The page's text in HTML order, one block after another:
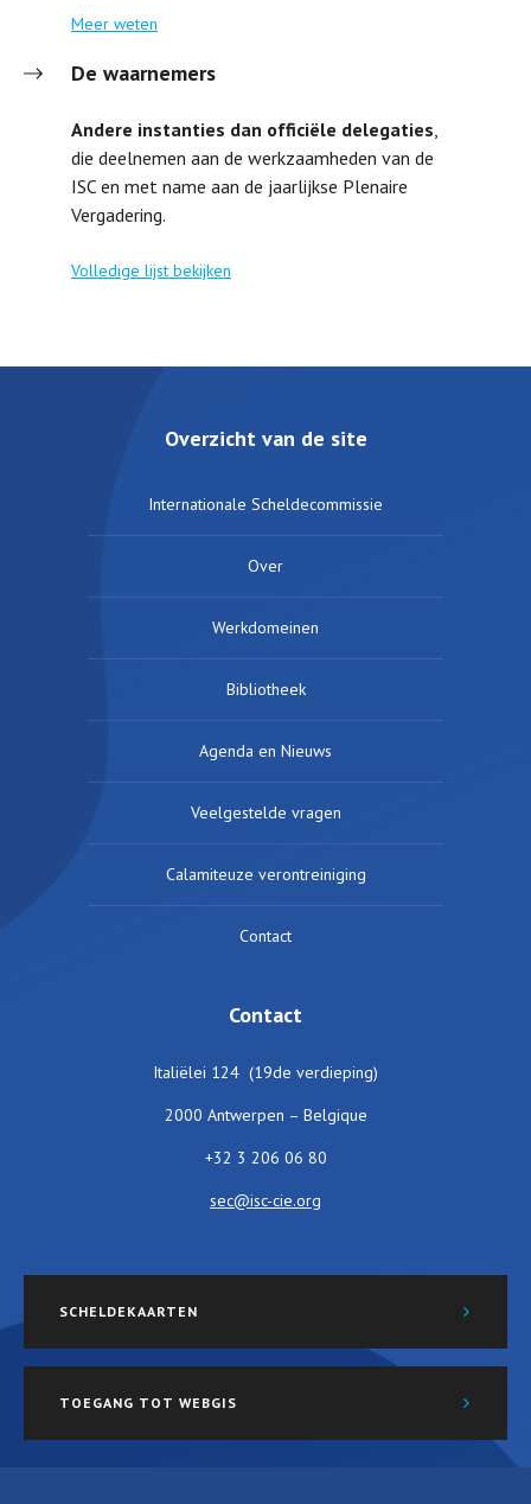
Meer weten
De waarnemers
Andere instanties dan officiële delegaties,
die deelnemen aan de werkzaamheden van de
ISC en met name aan de jaarlijkse Plenaire
Vergadering.
Volledige lijst bekijken
Overzicht van de site
Internationale Scheldecommissie
Over
Werkdomeinen
Bibliotheek
Agenda en Nieuws
Veelgestelde vragen
Calamiteuze verontreiniging
Contact
Contact
Italiëlei 124 (19de verdieping)
2000 Antwerpen – Belgique
+32 3 206 06 80
sec@isc-cie.org
SCHELDEKAARTEN
TOEGANG TOT WEBGIS